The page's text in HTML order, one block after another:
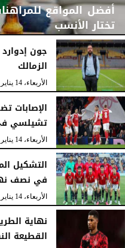
أفضل المواقع
تختار الأنسب
الثلاثاء، 31 مارس 2026 04:47 صـ
جون
الزمالك
الأربعاء، 14 يناير 2026
الإصابات
تشيلسي في
الأربعاء، 14 يناير 2026
التشكيل
في نصف
الأربعاء، 14 يناير 2026
نهاية
القطيعة